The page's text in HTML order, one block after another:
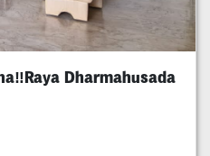
Dharmahusada